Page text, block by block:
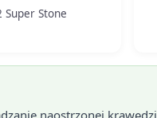
Super Stone
naostrzonej krawędzi